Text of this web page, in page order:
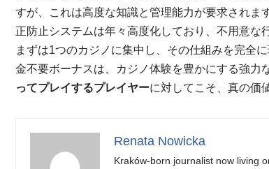
すが、これは高度な知識と管理能力が要求されま
正防止システムは年々高度化しており、不用意な
まずは1つのカジノに集中し、その仕組みを完全
金不要ボーナスは、カジノ体験を豊かにする強力
ってプレイするプレイヤーに対してこそ、真の価
Renata Nowicka
Kraków-born journalist now living